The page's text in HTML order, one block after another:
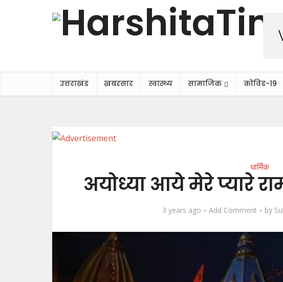
उत्तराखंड ख़बरसार स्वास्थ्य सामाजिक कोविड-19
धार्मिक
अयोध्या आये मेरे प्यारे
3 years ago Add Comment by